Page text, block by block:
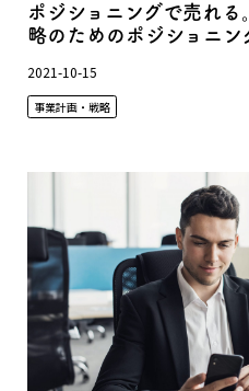
ポジショニングで売れ
略のためのポジショニン
2021-10-15
事業計画・戦略